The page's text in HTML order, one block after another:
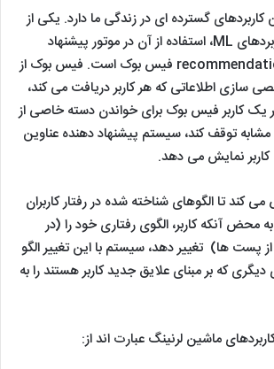
کاربردهای گسترده ای در زندگی ما دارد. یکی از
شناخته شده ترین کاربردهای ML، استفاده از آن در موتور پیشنهاد
دهنده یا recommendation engine فیس بوک است. فیس بوک از
سازی اطلاعاتی که هر کاربر دریافت می کند،
یک کاربر فیس بوک برای خواندن دسته خاصی از
توقف کند، سیستم پیشنهاد دهنده عناوین
کاربر نمایش می دهد.
کند تا الگوهای شناخته شده در رفتار کاربران
محض آنکه کاربر، الگوی رفتاری خود را (در
پست ها) تغییر دهد، سیستم با این تغییر الگو
که بر مبنای علایق جدید کاربر هستند را به
ماشین لرنینگ عبارت اند از: